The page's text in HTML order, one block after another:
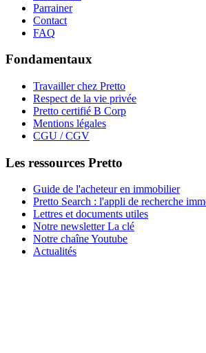
Parrainer
Contact
FAQ
Fondamentaux
Travailler chez Pretto
Respect de la vie privée
Pretto certifié B Corp
Mentions légales
CGU / CGV
Les ressources Pretto
Guide de l'acheteur en immobilier
Pretto Search : l'appli de recherche
Lettres et documents utiles
Notre newsletter La clé
Notre chaîne Youtube
Actualités